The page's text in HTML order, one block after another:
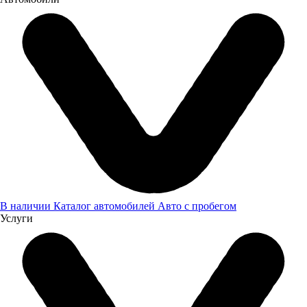
В наличии Каталог автомобилей Авто с пробегом
Услуги
Заказать звонок
Заявка оставлена